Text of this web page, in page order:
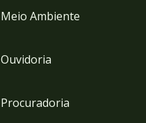
Meio Ambiente
Ouvidoria
Procuradoria